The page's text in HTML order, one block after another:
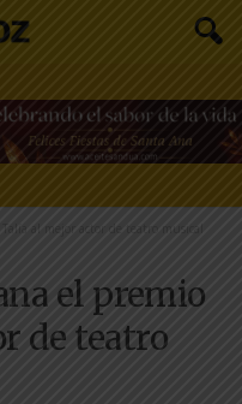
al mejor actor de teatro musical
el premio
de teatro